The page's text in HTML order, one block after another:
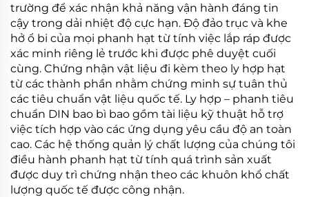
trường để xác nhận khả năng vận hành đáng tin
cậy trong dải nhiệt độ cực hạn. Độ đảo trục và khe
hở ổ bi của mọi phanh hạt từ tính việc lắp ráp được
xác minh riêng lẻ trước khi được phê duyệt cuối
cùng. Chứng nhận vật liệu đi kèm theo ly hợp hạt
từ các thành phần nhằm chứng minh sự tuân thủ
các tiêu chuẩn vật liệu quốc tế. Ly hợp – phanh tiêu
chuẩn DIN bao bì bao gồm tài liệu kỹ thuật hỗ trợ
việc tích hợp vào các ứng dụng yêu cầu độ an toàn
cao. Các hệ thống quản lý chất lượng của chúng tôi
điều hành phanh hạt từ tính quá trình sản xuất
được duy trì chứng nhận theo các khuôn khổ chất
lượng quốc tế được công nhận.